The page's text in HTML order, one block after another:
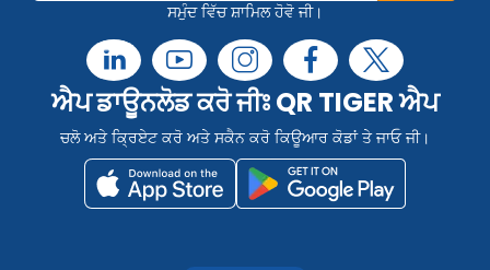
ਸਮੁੰਦ ਵਿੱਚ ਸ਼ਾਮਿਲ ਹੋਵੋ ਜੀ।
ਐਪ ਡਾਊਨਲੋਡ ਕਰੋ ਜੀਃ QR TIGER ਐਪ
ਚਲੋ ਅਤੇ ਕ੍ਰਿਏਟ ਕਰੋ ਅਤੇ ਸਕੈਨ ਕਰੋ ਕਿਊਆਰ ਕੋਡਾਂ ਤੇ ਜਾਓ ਜੀ।